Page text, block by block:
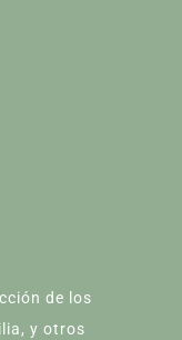
de los
y otros